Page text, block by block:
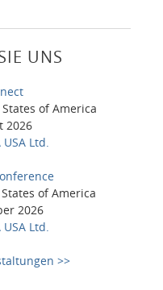
UNS
of America
2026
USA Ltd.
of America
2026
USA Ltd.
>>